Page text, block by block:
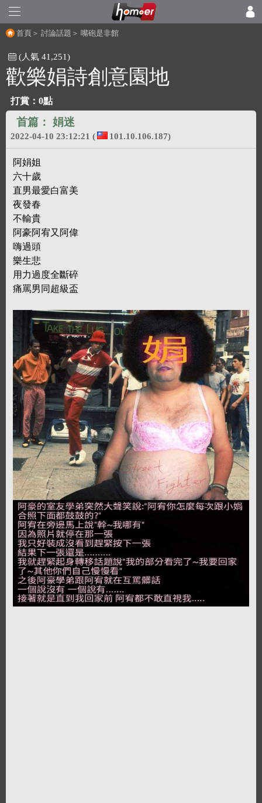
首頁 ＞ 討論話題 ＞ 嘴砲是非館
(人氣 41,251)
歡樂娟詩創意園地
打賞： 0點
首篇： 娟迷
2022-04-10 23:12:21 ( 101.10.106.187)
阿娟姐
六十歲
直男最愛白富美
夜發春
不輸貴
阿豪阿宥又阿偉
嗨過頭
樂生悲
用力過度全斷碎
痛罵男同超級盃